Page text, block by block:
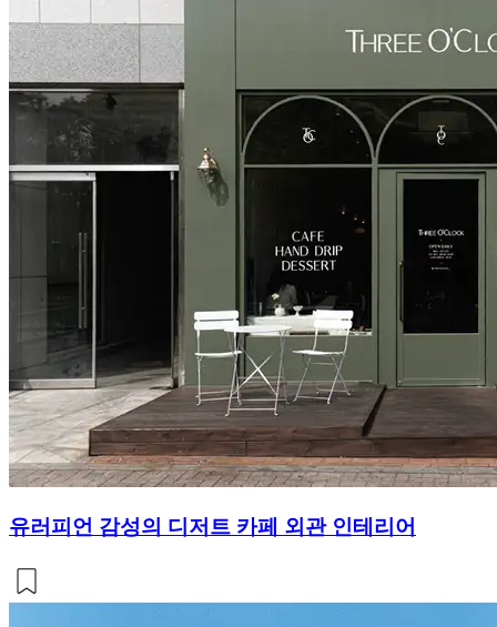
유러피언 감성의 디저트 카페 외관 인테리어